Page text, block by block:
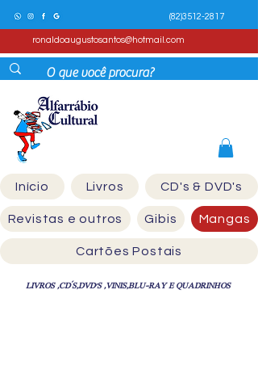
ronaldoaugustosantos@hotmail.com
Início Livros CD's & DVD's
Revistas e outros Gibis Mangas
Cartões Postais
(82)3512-2817
LIVROS ,CD´S,DVD'S ,VINIS,BLU-RAY E QUADRINHOS